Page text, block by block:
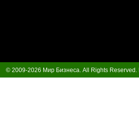
© 2009-2026 Мир Бизнеса. All Rights Reserved.